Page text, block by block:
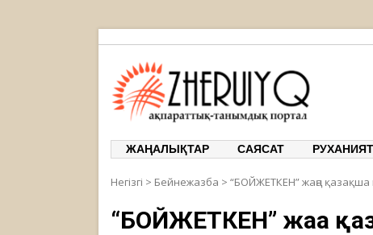
ЖАҢАЛЫҚТАР САЯСАТ РУХАНИЯТ
Негізгі > Бейнежазба > “БОЙЖЕТКЕН” жаңа қазақша
“БОЙЖЕТКЕН” жаңа